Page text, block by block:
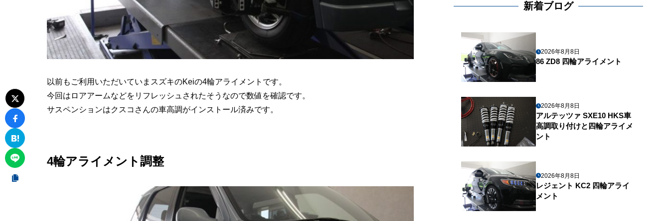
以前もご利用いただいていまスズキのKeiの4輪アライメントです。
今回はロアアームなどをリフレッシュされたそうなので数値を確認です。
サスペンションはクスコさんの車高調がインストール済みです。
4輪アライメント調整
新着ブログ
2026年8月8日
86 ZD8 四輪アライメント
2026年8月8日
アルテッツァ SXE10 HKS車
高調取り付けと四輪アライメ
ント
2026年8月8日
レジェント KC2 四輪アライ
メント